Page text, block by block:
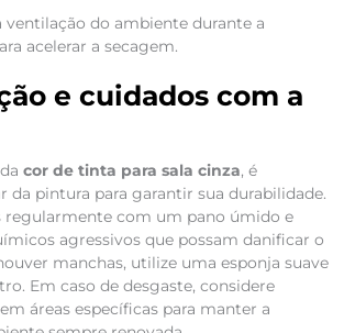
ventilação do ambiente durante a
acelerar a secagem.
e cuidados com a
cor de tinta para sala cinza, é
da pintura para garantir sua durabilidade.
regularmente com um pano úmido e
agressivos que possam danificar o
manchas, utilize uma esponja suave
Em caso de desgaste, considere
áreas específicas para manter a